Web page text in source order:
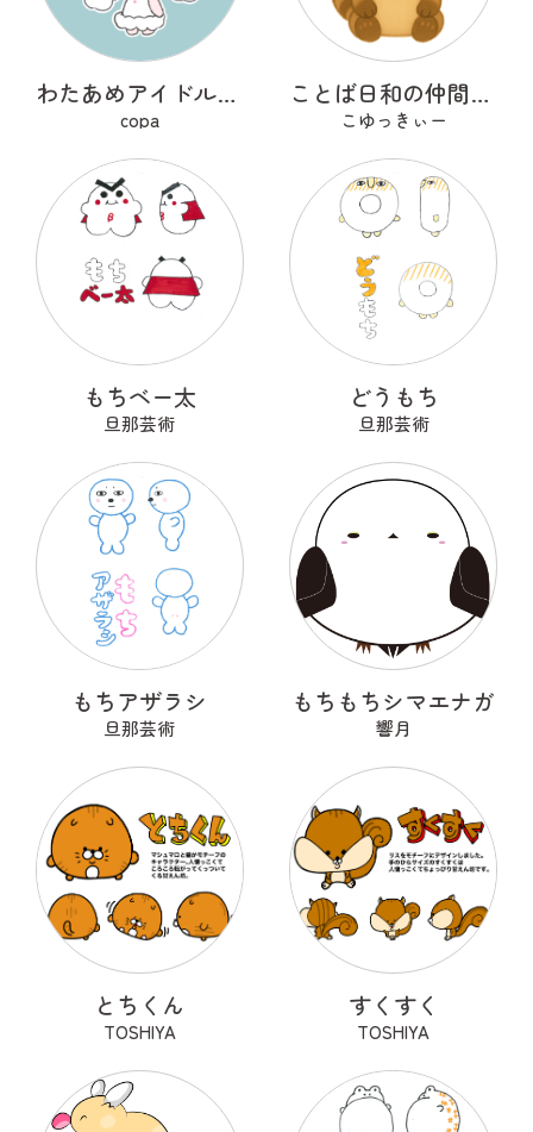
わたあめアイドルのふわりちゃん
copa
ことば日和の仲間たち たぬぽん
こゆっきぃー
もちベー太
旦那芸術
どうもち
旦那芸術
もちアザラシ
旦那芸術
もちもちシマエナガ
響月
とちくん
TOSHIYA
すくすく
TOSHIYA